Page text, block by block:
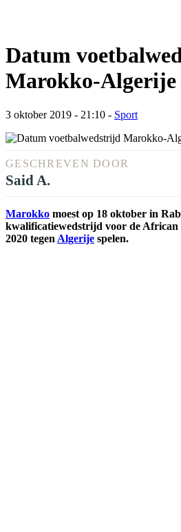
Datum
Marokko-Algerije
3 oktober 2019 - 21:10 - Sport
GESCHREVEN DOOR
Said A.
Marokko moest op 18 oktober in
kwalificatiewedstrijd voor de African
2020 tegen Algerije spelen.